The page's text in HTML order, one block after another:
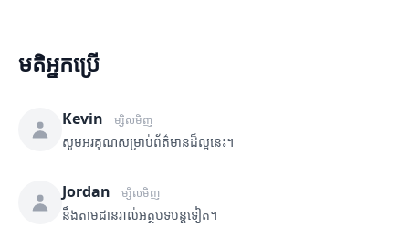
មតិអ្នកប្រើ
Kevin ម្សិលមិញ
សូមអរគុណសម្រាប់ព័ត៌មានដ៏ល្អនេះ។
Jordan ម្សិលមិញ
នឹងតាមដានរាល់អត្ថបទបន្តទៀត។